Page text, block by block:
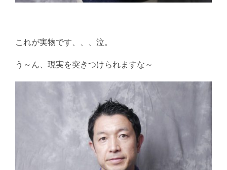
これが実物です、、、泣。
う～ん、現実を突きつけられますな～